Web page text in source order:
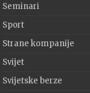
Seminari
Sport
Strane kompanije
Svijet
Svijetske berze